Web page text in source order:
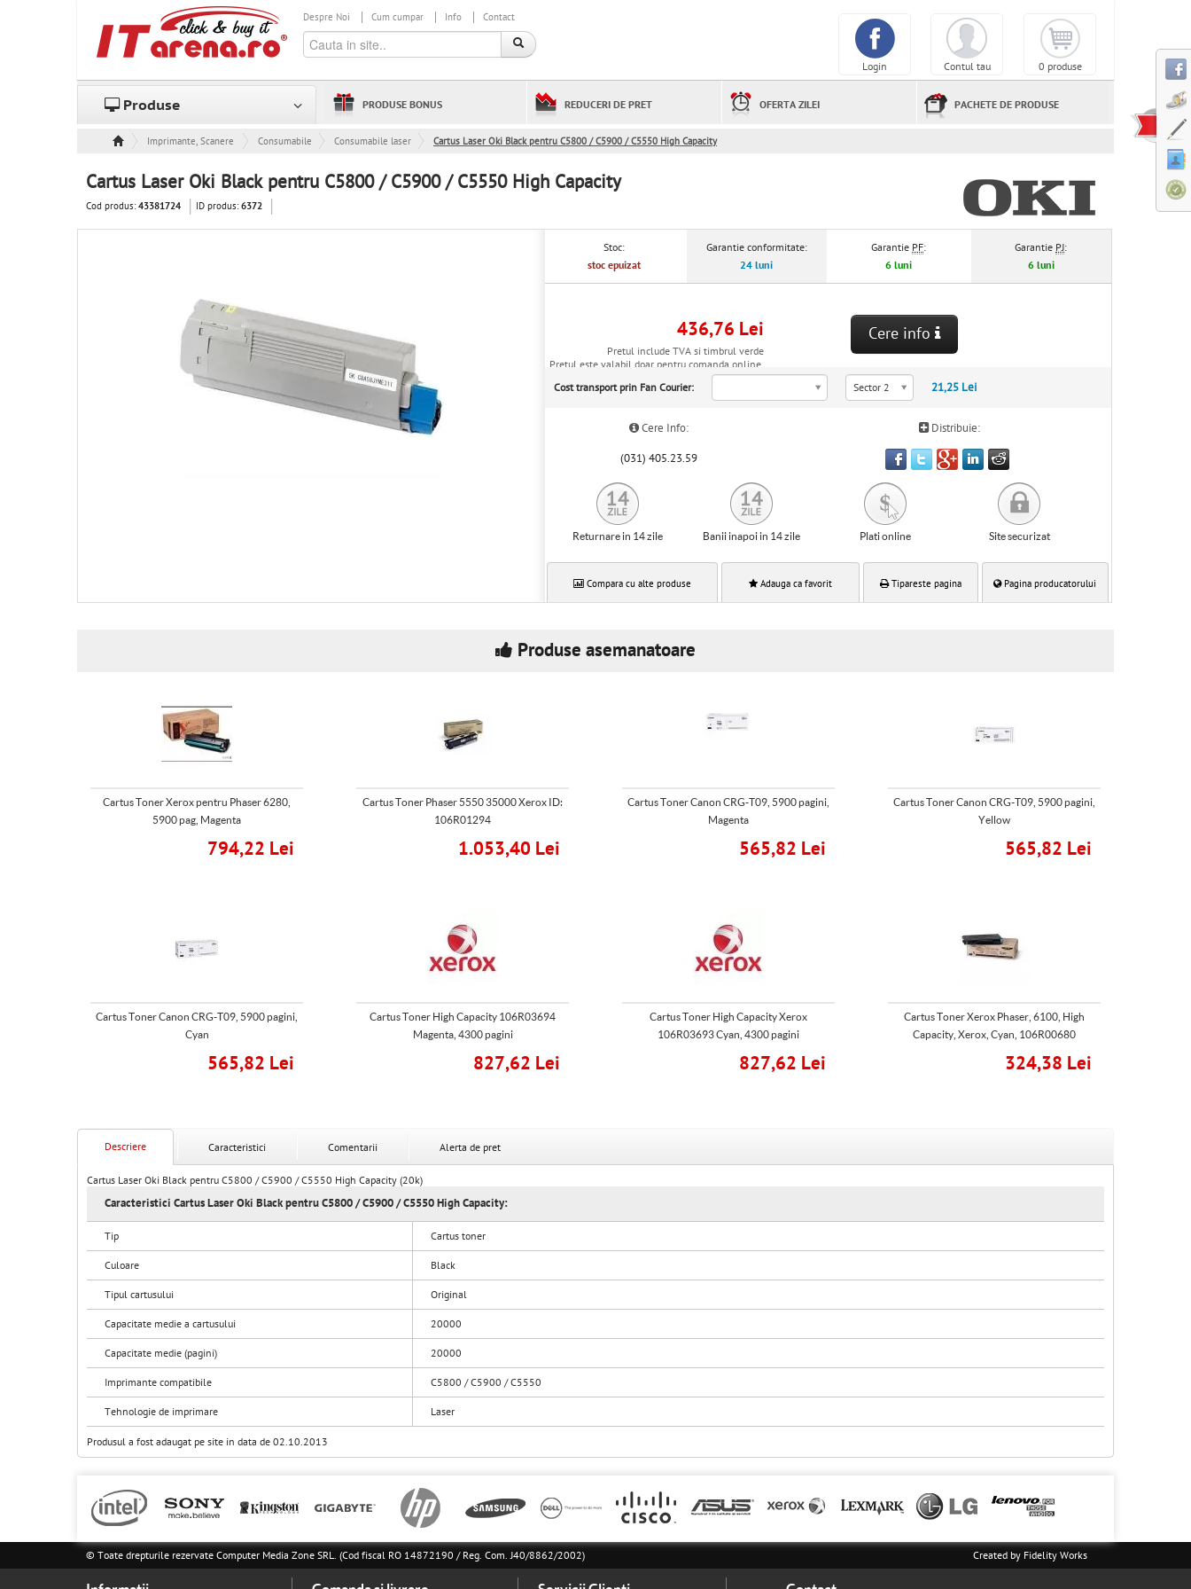
Despre Noi Cum cumpar Info Contact
0 produse
Contul tau
Login
Produse PRODUSE BONUS REDUCERI DE PRET OFERTA ZILEI PACHETE DE PRODUSE
Imprimante, Scanere & Consumabile
Consumabile Consumabile laser Cartus Laser Oki Black pentru C5800 / C5900 / C5550 High Capacity
Cartus Laser Oki Black pentru C5800 / C5900 / C5550 High Capacity
Cod produs:43381724 ID produs:6372
Stoc:
stoc epuizat
Garantie conformitate:
24 luni
Garantie PF:
6 luni
Garantie PJ:
6 luni
436,76 Lei
Pretul include TVA si timbrul verde
Pretul este valabil doar pentru comanda online.
Cere info
Cost transport prin Fan Courier: Sector 2 21,25 Lei
Cere Info: Distribuie:
(031) 405.23.59
Returnare in 14 zile Banii inapoi in 14 zile Plati online Site securizat
Compara cu alte produse Adauga ca favorit Tipareste pagina Pagina producatorului
Produse asemanatoare
Cartus Toner Xerox pentru Phaser 6280,
5900 pag, Magenta
794,22 Lei
Cartus Toner Phaser 5550 35000 Xerox ID:
106R01294
1.053,40 Lei
Cartus Toner Canon CRG-T09, 5900 pagini,
Magenta
565,82 Lei
Cartus Toner Canon CRG-T09, 5900 pagini,
Yellow
565,82 Lei
Cartus Toner Canon CRG-T09, 5900 pagini,
Cyan
565,82 Lei
Cartus Toner High Capacity 106R03694
Magenta, 4300 pagini
827,62 Lei
Cartus Toner High Capacity Xerox
106R03693 Cyan, 4300 pagini
827,62 Lei
Cartus Toner Xerox Phaser, 6100, High
Capacity, Xerox, Cyan, 106R00680
324,38 Lei
Descriere Caracteristici Comentarii Alerta de pret
Cartus Laser Oki Black pentru C5800 / C5900 / C5550 High Capacity (20k)
Caracteristici Cartus Laser Oki Black pentru C5800 / C5900 / C5550 High Capacity:
Tip Cartus toner
Culoare Black
Tipul cartusului Original
Capacitate medie a cartusului 20000
Capacitate medie (pagini) 20000
Imprimante compatibile C5800 / C5900 / C5550
Tehnologie de imprimare Laser
Produsul a fost adaugat pe site in data de 02.10.2013
© Toate drepturile rezervate Computer Media Zone SRL. (Cod fiscal RO 14872190 / Reg. Com. J40/8862/2002) Created by Fidelity Works